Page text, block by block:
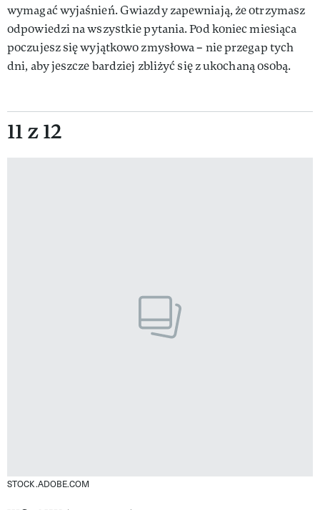
wymagać wyjaśnień. Gwiazdy zapewniają, że otrzymasz
odpowiedzi na wszystkie pytania. Pod koniec miesiąca
poczujesz się wyjątkowo zmysłowa – nie przegap tych
dni, aby jeszcze bardziej zbliżyć się z ukochaną osobą.
11 z 12
STOCK.ADOBE.COM